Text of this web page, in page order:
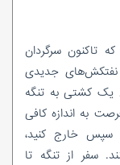
تاکنون سرگردان
نفتکش‌های جدیدی
یک کشتی به تنگه
به اندازه کافی
سپس خارج کنید،
سفر از تنگه تا